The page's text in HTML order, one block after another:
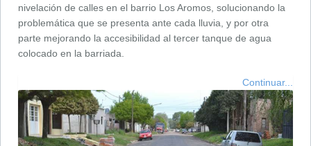
nivelación de calles en el barrio Los Aromos, solucionando la
problemática que se presenta ante cada lluvia, y por otra
parte mejorando la accesibilidad al tercer tanque de agua
colocado en la barriada.
Continuar...